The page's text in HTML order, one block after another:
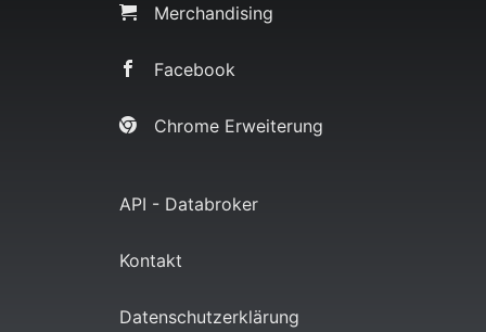
Merchandising
Facebook
Chrome Erweiterung
API - Databroker
Kontakt
Datenschutzerklärung